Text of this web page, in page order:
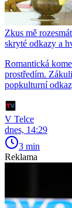
Zkus mě
skryté odkazy a
Romantická
prostředím.
popkulturní
V Telce
dnes, 14:29
3 min
Reklama